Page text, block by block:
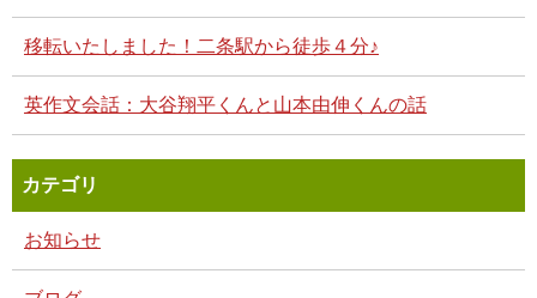
移転いたしました！二条駅から徒歩４分♪
英作文会話：大谷翔平くんと山本由伸くんの話
カテゴリ
お知らせ